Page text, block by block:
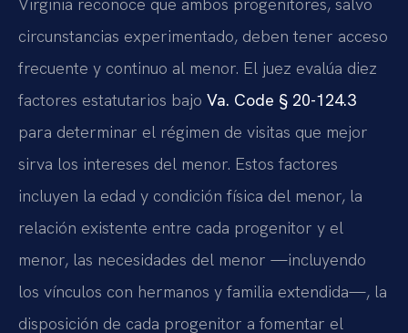
circunstancias experimentado, deben tener acceso
frecuente y continuo al menor. El juez evalúa diez
factores estatutarios bajo Va. Code § 20-124.3
para determinar el régimen de visitas que mejor
sirva los intereses del menor. Estos factores
incluyen la edad y condición física del menor, la
relación existente entre cada progenitor y el
menor, las necesidades del menor —incluyendo
los vínculos con hermanos y familia extendida—, la
disposición de cada progenitor a fomentar el